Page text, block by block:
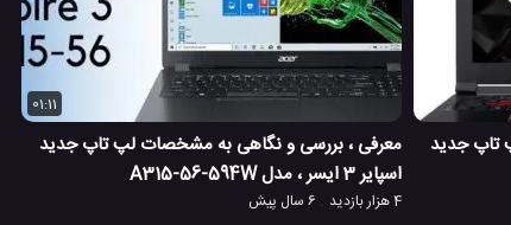
تاپ جدید
01:11
معرفی ، بررسی و نگاهی به مشخصات لپ تاپ جدید
اسپایر 3 ایسر ، مدل A315-56-594W
4 هزار بازدید 6 سال پیش